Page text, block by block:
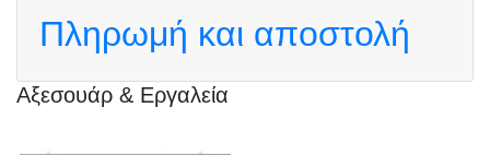
Πληρωμή και αποστολή
Αξεσουάρ & Εργαλεία